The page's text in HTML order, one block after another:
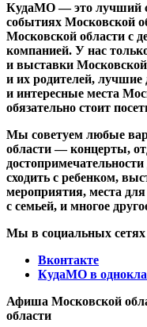
КудаМО — это лучший
событиях Московской
Московской области с
компанией. У нас
и выставки
и их родителей, лучшие
и интересные места
обязательно стоит
Мы советуем любые
области — концерты,
сходить с ребенком,
мероприятия, места
с семьей, и многое
Мы в социальных сетях
Вконтакте
КудаМО в
Афиша Московской
области